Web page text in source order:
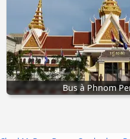
Bus à Phnom